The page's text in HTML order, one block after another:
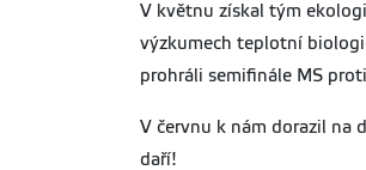
V květnu získal tým
výzkumech teplotní
prohráli semifinále MS
V červnu k nám dorazil na
daří!